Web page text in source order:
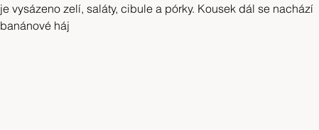
je vysázeno zelí, saláty, cibule a pórky. Kousek dál se nachází
banánové háj